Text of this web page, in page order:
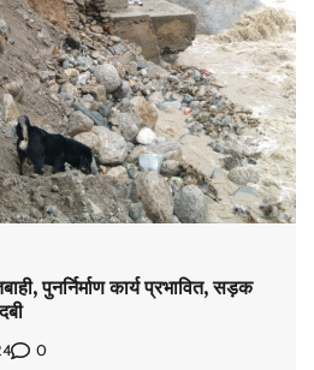
पुनर्निर्माण कार्य प्रभावित, सड़क
0